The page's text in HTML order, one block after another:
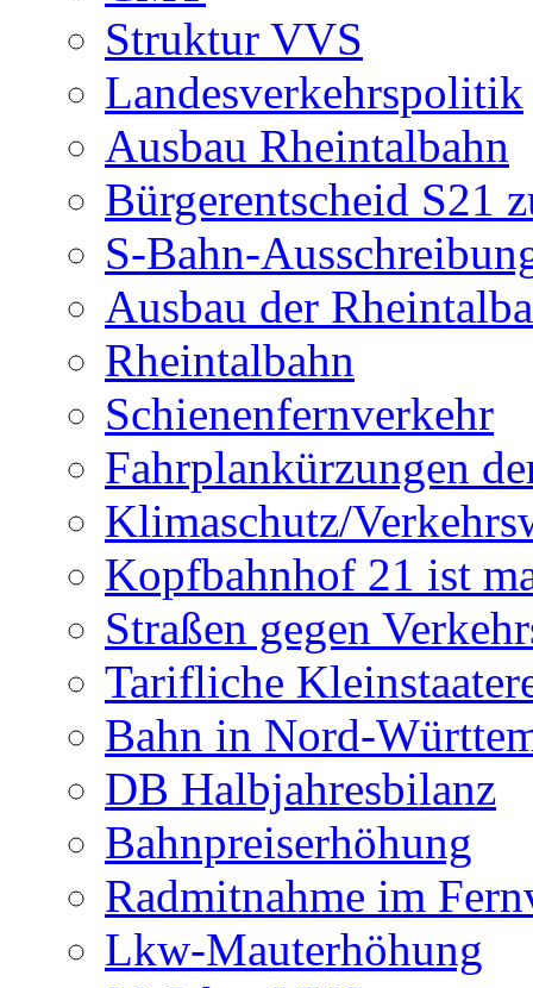
Struktur VVS
Landesverkehrspolitik
Ausbau Rheintalbahn
Bürgerentscheid S21
S-Bahn-
Ausbau der
Rheintalbahn
Schienenfernverkehr
Fahrplankürzungen
Klimaschutz/
Kopfbahnhof 21 ist
Straßen gegen
Tarifliche
Bahn in Nord-
DB Halbjahresbilanz
Bahnpreiserhöhung
Radmitnahme im
Lkw-Mauterhöhung